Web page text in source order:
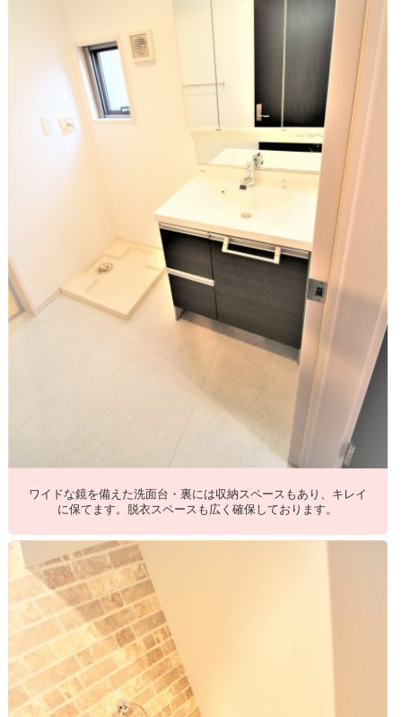
ワイドな鏡を備えた洗面台・裏には収納スペースもあり、キレイ
に保てます。脱衣スペースも広く確保しております。